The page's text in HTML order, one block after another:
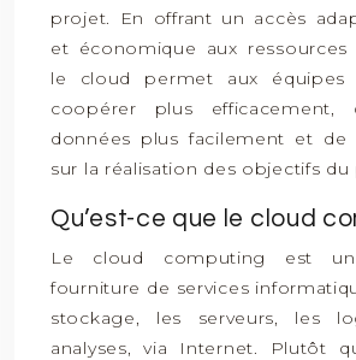
projet. En offrant un accès
et économique aux ressources
le cloud permet aux
coopérer plus
données plus facilement et de
sur la réalisation des objectifs du
Qu’est-ce que le cloud
Le cloud computing est
fourniture de services
stockage, les serveurs, les
analyses, via Internet. Plutôt